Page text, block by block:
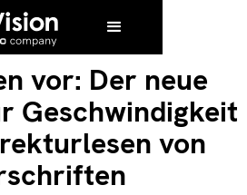
vor: Der neue
Geschwindigkeit
von